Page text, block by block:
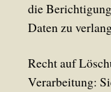
die
Daten zu
Recht auf
Verarbeitung: